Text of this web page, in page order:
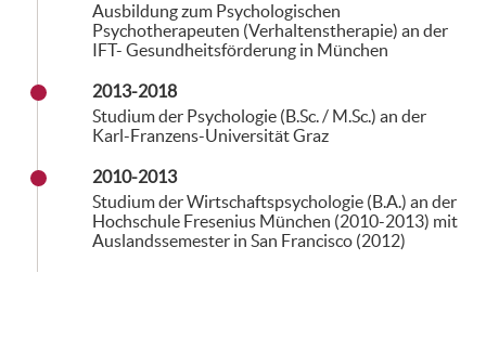
Ausbildung zum Psychologischen
Psychotherapeuten (Verhaltenstherapie) an der
IFT- Gesundheitsförderung in München
2013-2018
Studium der Psychologie (B.Sc. / M.Sc.) an der
Karl-Franzens-Universität Graz
2010-2013
Studium der Wirtschaftspsychologie (B.A.) an der
Hochschule Fresenius München (2010-2013) mit
Auslandssemester in San Francisco (2012)